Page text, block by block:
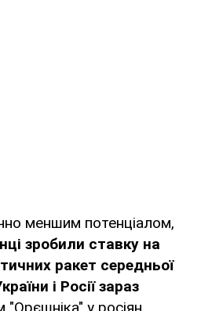
меншим потенціалом,
зробили ставку на
ракет середньої
і Росії зараз
"Орєшніка" у росіян,